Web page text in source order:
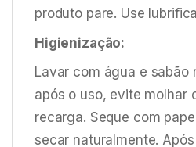
produto pare. Use
Higienização:
Lavar com água e sabão
após o uso, evite molhar
recarga. Seque com
secar naturalmente.